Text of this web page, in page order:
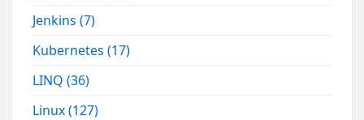
Jenkins(7)
Kubernetes(17)
LINQ(36)
Linux(127)